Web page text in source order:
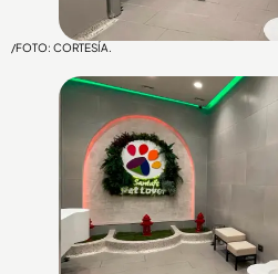
/FOTO: CORTESÍA.